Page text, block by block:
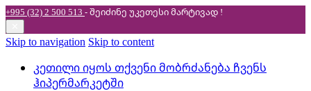
+995 (32) 2 500 513 - შეიძინე უკეთესიმარტივად !
Skip to navigation Skip to content
კეთილი იყოს თქვენი მობრძანება ჩვენს
ჰიპერმარკეტში